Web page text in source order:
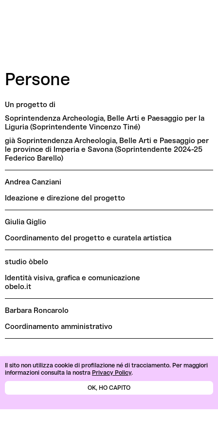
Persone
Un progetto di
Soprintendenza Archeologia, Belle Arti e Paesaggio per la
Liguria (Soprintendente Vincenzo Tiné)
già Soprintendenza Archeologia, Belle Arti e Paesaggio per
le province di Imperia e Savona (Soprintendente 2024-25
Federico Barello)
Andrea Canziani
Ideazione e direzione del progetto
Giulia Giglio
Coordinamento del progetto e curatela artistica
studio òbelo
Identità visiva, grafica e comunicazione
obelo.it
Barbara Roncarolo
Coordinamento amministrativo
Il sito non utilizza cookie di profilazione né di tracciamento. Per maggiori
informazioni consulta la nostra Privacy Policy.
OK, HO CAPITO